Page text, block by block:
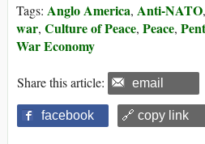
Tags: Anglo America, Anti-NATO,
war, Culture of Peace, Peace,
War Economy
Share this article: email
facebook 🔗 copy link